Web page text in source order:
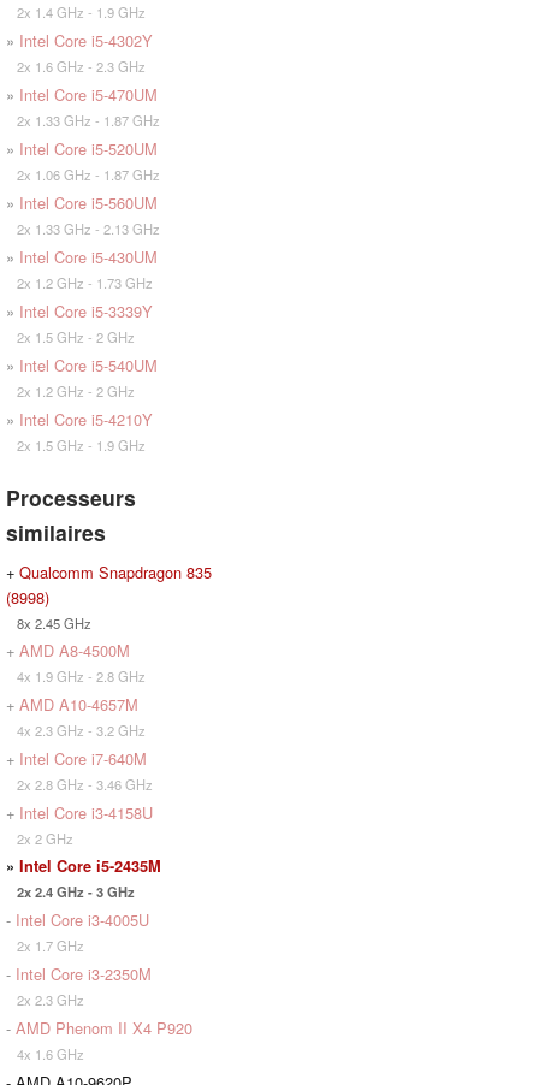
2x 1.4 GHz - 1.9 GHz
» Intel Core i5-4302Y
2x 1.6 GHz - 2.3 GHz
» Intel Core i5-470UM
2x 1.33 GHz - 1.87 GHz
» Intel Core i5-520UM
2x 1.06 GHz - 1.87 GHz
» Intel Core i5-560UM
2x 1.33 GHz - 2.13 GHz
» Intel Core i5-430UM
2x 1.2 GHz - 1.73 GHz
» Intel Core i5-3339Y
2x 1.5 GHz - 2 GHz
» Intel Core i5-540UM
2x 1.2 GHz - 2 GHz
» Intel Core i5-4210Y
2x 1.5 GHz - 1.9 GHz
Processeurs
similaires
+ Qualcomm Snapdragon 835
(8998)
8x 2.45 GHz
+ AMD A8-4500M
4x 1.9 GHz - 2.8 GHz
+ AMD A10-4657M
4x 2.3 GHz - 3.2 GHz
+ Intel Core i7-640M
2x 2.8 GHz - 3.46 GHz
+ Intel Core i3-4158U
2x 2 GHz
» Intel Core i5-2435M
2x 2.4 GHz - 3 GHz
- Intel Core i3-4005U
2x 1.7 GHz
- Intel Core i3-2350M
2x 2.3 GHz
- AMD Phenom II X4 P920
4x 1.6 GHz